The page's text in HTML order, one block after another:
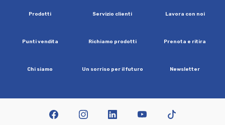
Prodotti Servizio clienti Lavora con noi
Puntivendita Richiamo prodotti Prenota e ritira
Chi siamo Un sorriso per ilfuturo Newsletter
facebookinstagram linkedin youtubetiktok